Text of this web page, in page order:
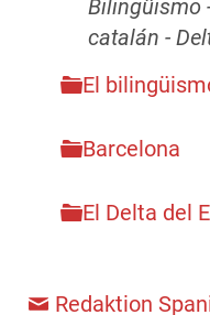
Bilingüismo
catalán -
El
Barcelona
El Delta del
Redaktion